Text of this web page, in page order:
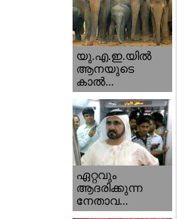
യു.എ.ഇ.യില്‍
ആനയുടെ
കാല്‍...
ഏറ്റവും
ആദരിക്കുന്ന
നേതാവ...